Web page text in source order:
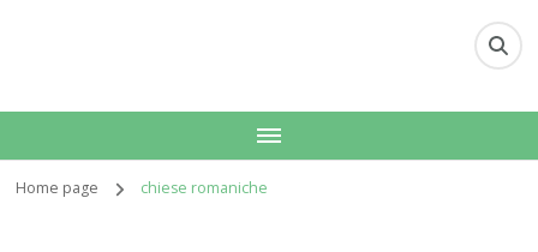
Home page chiese romaniche